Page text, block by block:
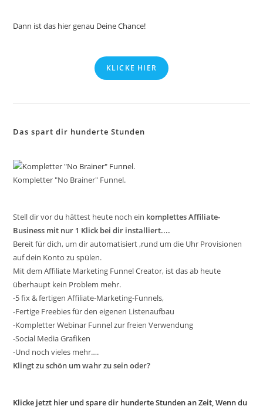
Dann ist das hier genau Deine Chance!
KLICKE HIER
Das spart dir hunderte Stunden
Kompletter "No Brainer" Funnel.
Stell dir vor du hättest heute noch ein komplettes Affiliate-
Business mit nur 1 Klick bei dir installiert....
Bereit für dich, um dir automatisiert ,rund um die Uhr Provisionen
auf dein Konto zu spülen.
Mit dem Affiliate Marketing Funnel Creator, ist das ab heute
überhaupt kein Problem mehr.
-5 fix & fertigen Affiliate-Marketing-Funnels,
-Fertige Freebies für den eigenen Listenaufbau
-Kompletter Webinar Funnel zur freien Verwendung
-Social Media Grafiken
-Und noch vieles mehr….
Klingt zu schön um wahr zu sein oder?
Klicke jetzt hier und spare dir hunderte Stunden an Zeit, Wenn du